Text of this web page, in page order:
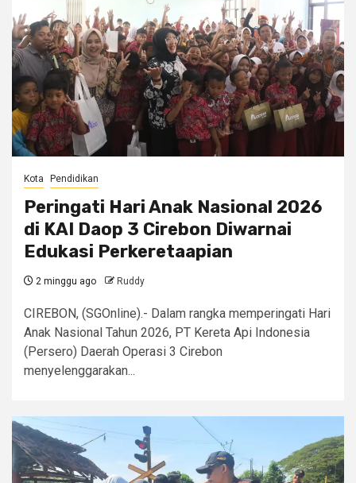
Kota Pendidikan
Peringati Hari Anak Nasional 2026
di KAI Daop 3 Cirebon Diwarnai
Edukasi Perkeretaapian
2 minggu ago Ruddy
CIREBON, (SGOnline).- Dalam rangka memperingati Hari
Anak Nasional Tahun 2026, PT Kereta Api Indonesia
(Persero) Daerah Operasi 3 Cirebon
menyelenggarakan...